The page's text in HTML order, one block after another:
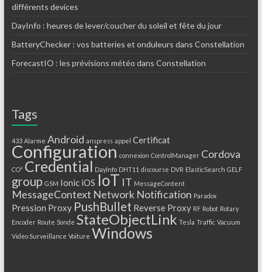
différents devices
DayInfo : heures de lever/coucher du soleil et fête du jour
BatteryChecker : vos batteries et onduleurs dans Constellation
ForecastIO : les prévisions météo dans Constellation
Tags
433 Alarme Android anspress appel Certificat
Configuration connexion ControlManager Cordova
CO² Credential DayInfo DHT11 discourse DVR ElasticSearch GELF
group GSM Ionic iOS IoT IT MessageContent
MessageContext Network Notification Paradox
Pression Proxy PushBullet Reverse Proxy RF Robot Rotary
Encoder Route Sonde StateObjectLink Tesla Traffic Vacuum
Video Surveillance Voiture Windows